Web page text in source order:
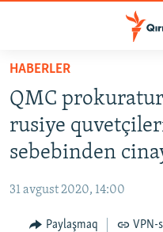
Esas
qaytmaq
Baş
navigatsiyağa
qaytmaq
Qıdıruvğa
qaytmaq
SİYASET
İQTİSADİYAT
MEDENİYET
İNSAN AQLARI
HABERLER
QMC
rusiye
sebebinden
31 avgust 2020, 14:00
Paylaşmaq VPN-